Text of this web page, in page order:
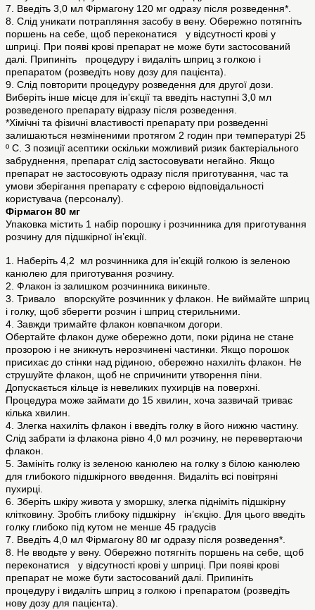
7. Введіть 3,0 мл Фірмагону 120 мг одразу після розведення*.
8. Слід уникати потрапляння засобу в вену. Обережно потягніть
поршень на себе, щоб переконатися у відсутності крові у
шприці. При появі крові препарат не може бути застосований
далі. Припиніть процедуру і видаліть шприц з голкою і
препаратом (розведіть нову дозу для пацієнта).
9. Слід повторити процедуру розведення для другої дози.
Виберіть інше місце для ін’єкції та введіть наступні 3,0 мл
розведеного препарату відразу після розведення.
*Хімічні та фізичні властивості препарату при розведенні
залишаються незміненими протягом 2 годин при температурі 25
º С. З позиції асептики оскільки можливий ризик бактеріального
забруднення, препарат слід застосовувати негайно. Якщо
препарат не застосовують одразу після приготування, час та
умови зберігання препарату є сферою відповідальності
користувача (персоналу).
Фірмагон 80 мг
Упаковка містить 1 набір порошку і розчинника для приготування
розчину для підшкірної ін’єкції.
1. Наберіть 4,2 мл розчинника для ін’єкцій голкою із зеленою
канюлею для приготування розчину.
2. Флакон із залишком розчинника викиньте.
3. Тривало впорскуйте розчинник у флакон. Не виймайте шприц
і голку, щоб зберегти розчин і шприц стерильними.
4. Завжди тримайте флакон ковпачком догори.
Обертайте флакон дуже обережно доти, поки рідина не стане
прозорою і не зникнуть нерозчинені частинки. Якщо порошок
присихає до стінки над рідиною, обережно нахиліть флакон. Не
струшуйте флакон, щоб не спричинити утворення піни.
Допускається кільце із невеликих пухирців на поверхні.
Процедура може займати до 15 хвилин, хоча зазвичай триває
кілька хвилин.
4. Злегка нахиліть флакон і введіть голку в його нижню частину.
Слід забрати із флакона рівно 4,0 мл розчину, не перевертаючи
флакон.
5. Замініть голку із зеленою канюлею на голку з білою канюлею
для глибокого підшкірного введення. Видаліть всі повітряні
пухирці.
6. Зберіть шкіру живота у зморшку, злегка підніміть підшкірну
клітковину. Зробіть глибоку підшкірну ін’єкцію. Для цього введіть
голку глибоко під кутом не менше 45 градусів
7. Введіть 4,0 мл Фірмагону 80 мг одразу після розведення*.
8. Не вводьте у вену. Обережно потягніть поршень на себе, щоб
переконатися у відсутності крові у шприці. При появі крові
препарат не може бути застосований далі. Припиніть
процедуру і видаліть шприц з голкою і препаратом (розведіть
нову дозу для пацієнта).